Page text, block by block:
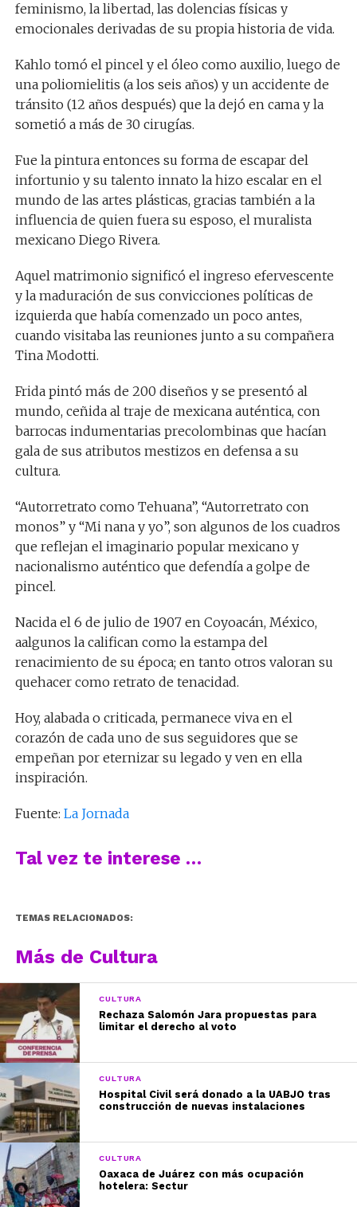
feminismo, la libertad, las dolencias físicas y
emocionales derivadas de su propia historia de vida.
Kahlo tomó el pincel y el óleo como auxilio, luego de
una poliomielitis (a los seis años) y un accidente de
tránsito (12 años después) que la dejó en cama y la
sometió a más de 30 cirugías.
Fue la pintura entonces su forma de escapar del
infortunio y su talento innato la hizo escalar en el
mundo de las artes plásticas, gracias también a la
influencia de quien fuera su esposo, el muralista
mexicano Diego Rivera.
Aquel matrimonio significó el ingreso efervescente
y la maduración de sus convicciones políticas de
izquierda que había comenzado un poco antes,
cuando visitaba las reuniones junto a su compañera
Tina Modotti.
Frida pintó más de 200 diseños y se presentó al
mundo, ceñida al traje de mexicana auténtica, con
barrocas indumentarias precolombinas que hacían
gala de sus atributos mestizos en defensa a su
cultura.
“Autorretrato como Tehuana”, “Autorretrato con
monos” y “Mi nana y yo”, son algunos de los cuadros
que reflejan el imaginario popular mexicano y
nacionalismo auténtico que defendía a golpe de
pincel.
Nacida el 6 de julio de 1907 en Coyoacán, México,
aalgunos la califican como la estampa del
renacimiento de su época; en tanto otros valoran su
quehacer como retrato de tenacidad.
Hoy, alabada o criticada, permanece viva en el
corazón de cada uno de sus seguidores que se
empeñan por eternizar su legado y ven en ella
inspiración.
Fuente: La Jornada
Tal vez te interese …
TEMAS RELACIONADOS:
Más de Cultura
CULTURA
Rechaza Salomón Jara propuestas para
limitar el derecho al voto
CULTURA
Hospital Civil será donado a la UABJO tras
construcción de nuevas instalaciones
CULTURA
Oaxaca de Juárez con más ocupación
hotelera: Sectur